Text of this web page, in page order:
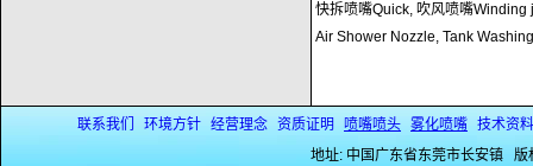
快拆喷嘴Quick, 吹风喷嘴
Air Shower Nozzle, Tank
联系我们 环境方针 经营理念 资质证明 喷嘴喷头 雾化喷嘴 技术资料
地址: 中国广东省东莞市长安镇 版